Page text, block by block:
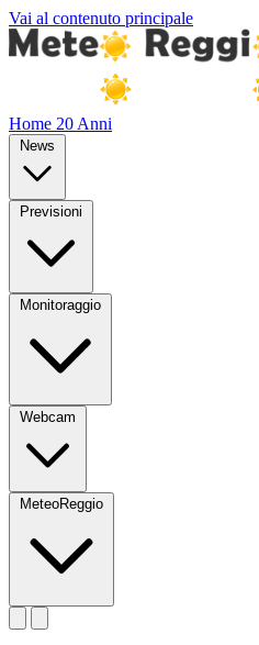
Vai al contenuto principale
Home 20 Anni
News
Previsioni
Monitoraggio
Webcam
MeteoReggio